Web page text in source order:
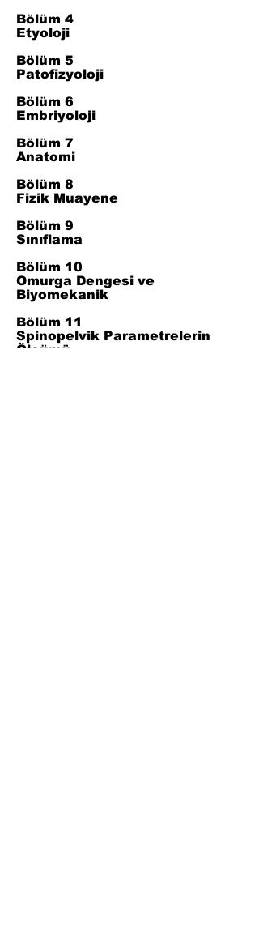
Bölüm 4
Etyoloji
Bölüm 5
Patofizyoloji
Bölüm 6
Embriyoloji
Bölüm 7
Anatomi
Bölüm 8
Fizik Muayene
Bölüm 9
Sınıflama
Bölüm 10
Omurga Dengesi ve
Biyomekanik
Bölüm 11
Spinopelvik Parametrelerin
Ölçümü